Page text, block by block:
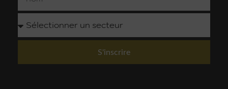
S'inscrire